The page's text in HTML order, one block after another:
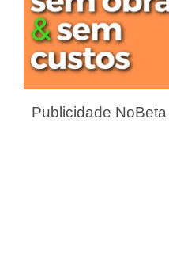
Publicidade NoBeta